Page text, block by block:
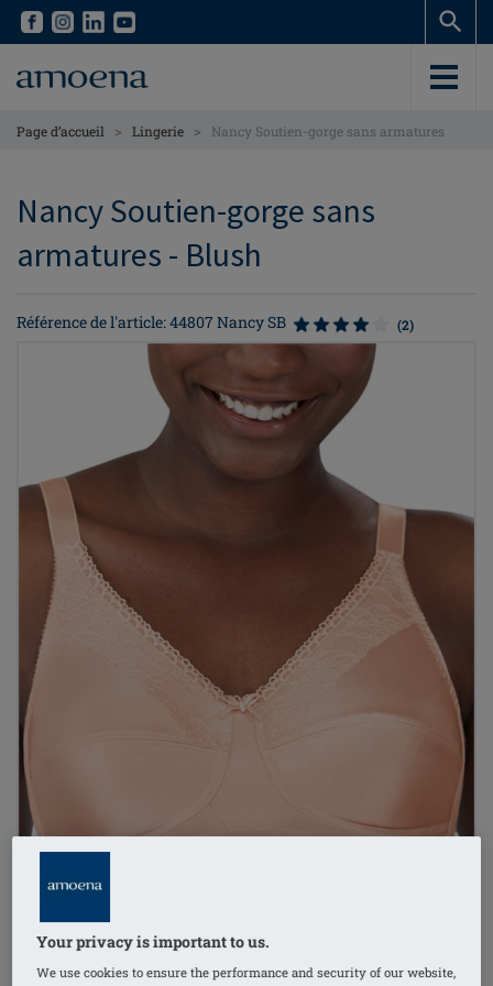
Skip
content
Skip
content
Page d’accueil > Lingerie > Nancy Soutien-gorge sans armatures
Nancy Soutien-gorge sans
armatures - Blush
Référence de l'article: 44807 Nancy SB (2)
Your privacy is important to us.
We use cookies to ensure the performance and security of our website,